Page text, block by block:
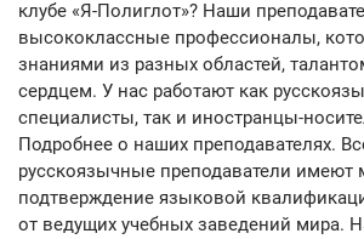
клубе «Я-Полиглот»? Наши
высококлассные профессионалы,
знаниями из разных областей,
сердцем. У нас работают как
специалисты, так и иностранцы-
Подробнее о наших преподавателях.
русскоязычные преподаватели имеют
подтверждение языковой
от ведущих учебных заведений мира.